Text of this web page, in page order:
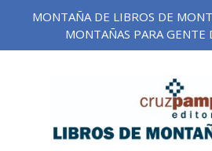
MONTAÑA DE LIBROS DE
MONTAÑAS PARA GENTE